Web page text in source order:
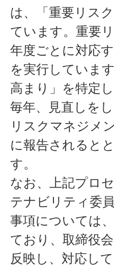
は、「重要リス
ています。重要
年度ごとに対応
を実行していま
高まり」を特定
毎年、見直しをし
リスクマネジメ
に報告されると
す。
なお、上記プロ
テナビリティ委
事項については
ており、取締役
反映し、対応して